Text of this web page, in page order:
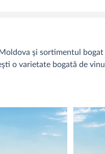
şi sortimentul
o varietate bogată de